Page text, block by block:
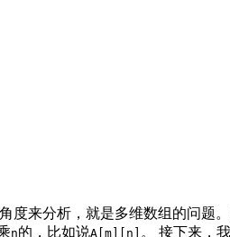
度来分析，就是多维数组的问题
n的，比如说A[m][n] 。 接下来，